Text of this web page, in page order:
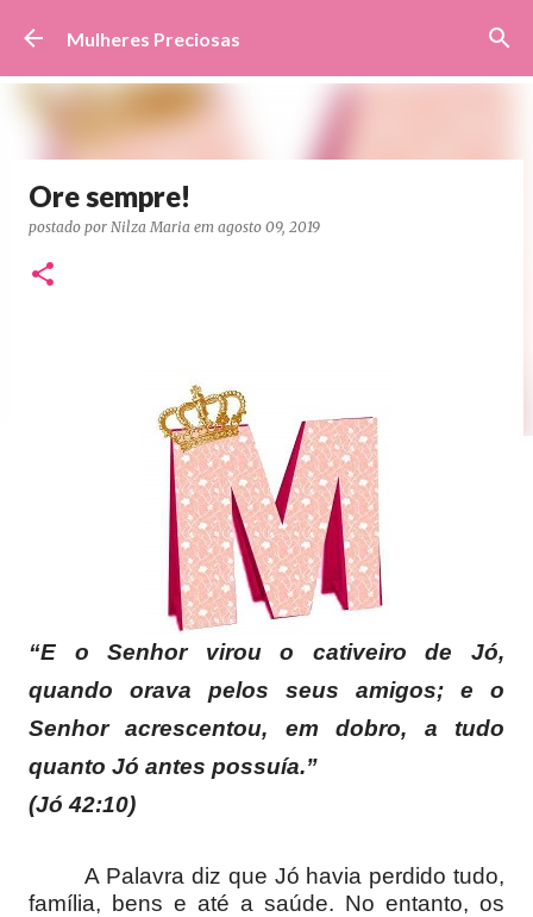
Pular para o conteúdo principal
Mulheres Preciosas
Ore sempre!
postado por Nilza Maria em agosto 09, 2019
“E o Senhor virou o cativeiro de Jó,
quando orava pelos seus amigos; e o
Senhor acrescentou, em dobro, a tudo
quanto Jó antes possuía.”
(Jó 42:10)
A Palavra diz que Jó havia perdido tudo,
família, bens e até a saúde. No entanto, os